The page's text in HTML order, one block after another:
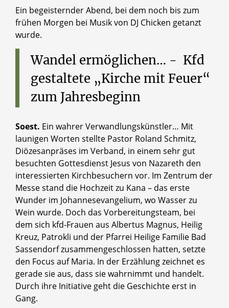
Ein begeisternder Abend, bei dem noch bis zum
frühen Morgen bei Musik von DJ Chicken getanzt
wurde.
Wandel ermöglichen… - Kfd
gestaltete „Kirche mit Feuer“
zum Jahresbeginn
Soest. Ein wahrer Verwandlungskünstler… Mit
launigen Worten stellte Pastor Roland Schmitz,
Diözesanpräses im Verband, in einem sehr gut
besuchten Gottesdienst Jesus von Nazareth den
interessierten Kirchbesuchern vor. Im Zentrum der
Messe stand die Hochzeit zu Kana – das erste
Wunder im Johannesevangelium, wo Wasser zu
Wein wurde. Doch das Vorbereitungsteam, bei
dem sich kfd-Frauen aus Albertus Magnus, Heilig
Kreuz, Patrokli und der Pfarrei Heilige Familie Bad
Sassendorf zusammengeschlossen hatten, setzte
den Focus auf Maria. In der Erzählung zeichnet es
gerade sie aus, dass sie wahrnimmt und handelt.
Durch ihre Initiative geht die Geschichte erst in
Gang.